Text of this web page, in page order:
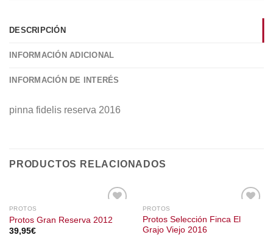
DESCRIPCIÓN
INFORMACIÓN ADICIONAL
INFORMACIÓN DE INTERÉS
pinna fidelis reserva 2016
PRODUCTOS RELACIONADOS
PROTOS
Protos Gran Reserva 2012
39,95€
PROTOS
Protos Selección Finca El
Grajo Viejo 2016